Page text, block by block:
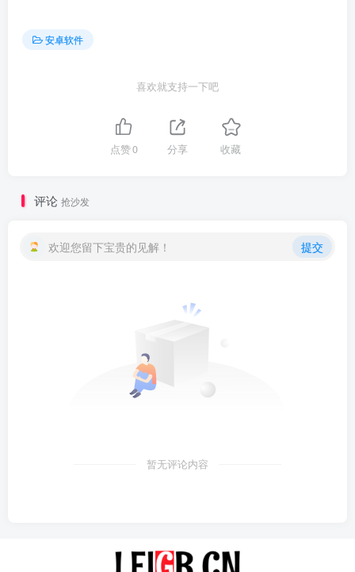
安卓软件
喜欢就支持一下吧
点赞0 分享 收藏
评论 抢沙发
欢迎您留下宝贵的见解！ 提交
暂无评论内容